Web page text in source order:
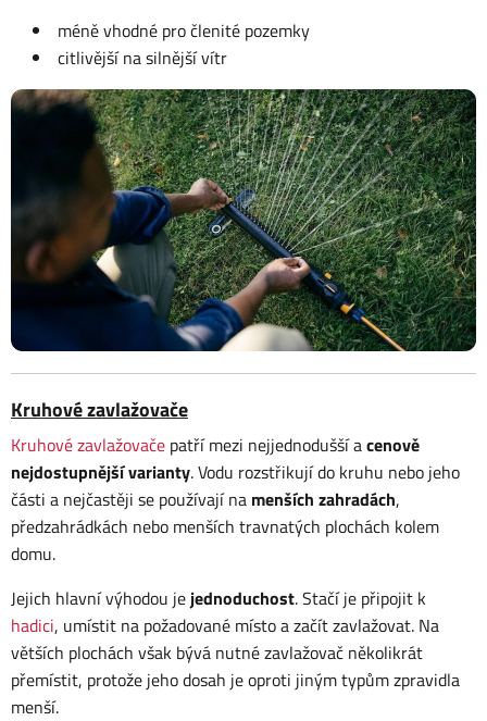
méně vhodné pro členité pozemky
citlivější na silnější vítr
Kruhové zavlažovače
Kruhové zavlažovače patří mezi nejjednodušší acenově
nejdostupnější varianty. Vodu rozstřikují do kruhu nebo jeho
části a nejčastěji se používají na menších zahradách,
předzahrádkách nebo menších travnatých plochách kolem
domu.
Jejich hlavní výhodou je jednoduchost. Stačí je připojit k
hadici, umístit na požadované místo a začít zavlažovat. Na
větších plochách však bývá nutné zavlažovač několikrát
přemístit, protože jeho dosah je oproti jiným typům zpravidla
menší.